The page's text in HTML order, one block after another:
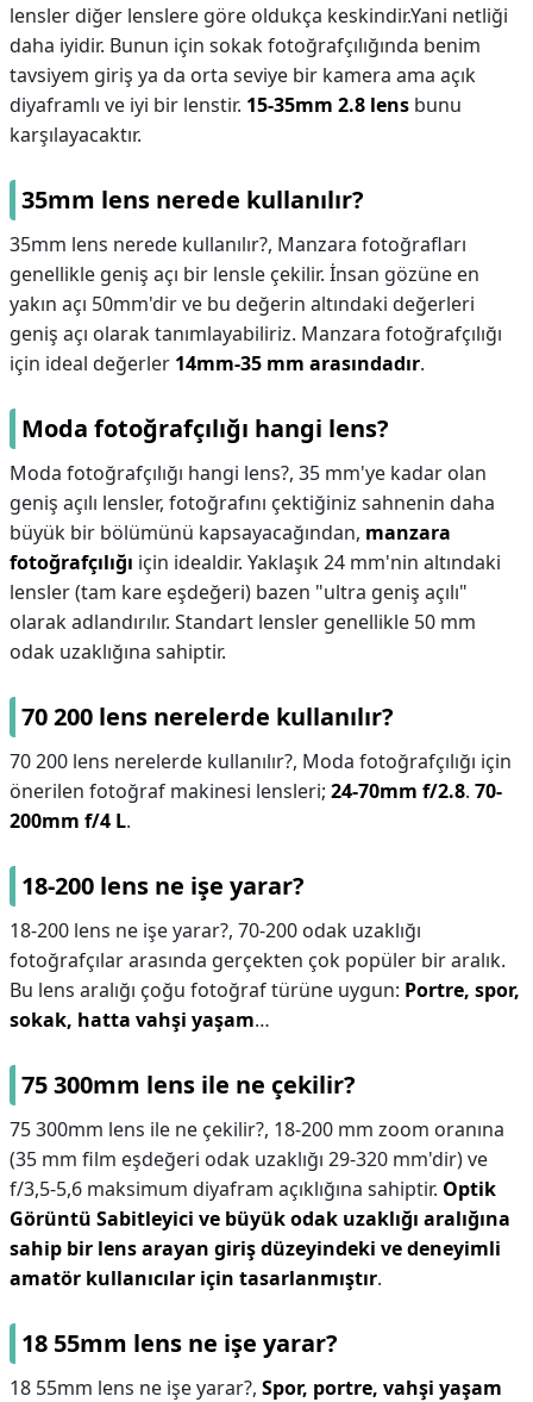
lensler diğer lenslere göre oldukça keskindir.Yani netliği
daha iyidir. Bunun için sokak fotoğrafçılığında benim
tavsiyem giriş ya da orta seviye bir kamera ama açık
diyaframlı ve iyi bir lenstir. 15-35mm 2.8 lens bunu
karşılayacaktır.
35mm lens nerede kullanılır?
35mm lens nerede kullanılır?, Manzara fotoğrafları
genellikle geniş açı bir lensle çekilir. İnsan gözüne en
yakın açı 50mm'dir ve bu değerin altındaki değerleri
geniş açı olarak tanımlayabiliriz. Manzara fotoğrafçılığı
için ideal değerler 14mm-35 mm arasındadır.
Moda fotoğrafçılığı hangi lens?
Moda fotoğrafçılığı hangi lens?, 35 mm'ye kadar olan
geniş açılı lensler, fotoğrafını çektiğiniz sahnenin daha
büyük bir bölümünü kapsayacağından, manzara
fotoğrafçılığı için idealdir. Yaklaşık 24 mm'nin altındaki
lensler (tam kare eşdeğeri) bazen "ultra geniş açılı"
olarak adlandırılır. Standart lensler genellikle 50 mm
odak uzaklığına sahiptir.
70 200 lens nerelerde kullanılır?
70 200 lens nerelerde kullanılır?, Moda fotoğrafçılığı için
önerilen fotoğraf makinesi lensleri; 24-70mm f/2.8. 70-
200mm f/4 L.
18-200 lens ne işe yarar?
18-200 lens ne işe yarar?, 70-200 odak uzaklığı
fotoğrafçılar arasında gerçekten çok popüler bir aralık.
Bu lens aralığı çoğu fotoğraf türüne uygun: Portre, spor,
sokak, hatta vahşi yaşam…
75 300mm lens ile ne çekilir?
75 300mm lens ile ne çekilir?, 18-200 mm zoom oranına
(35 mm film eşdeğeri odak uzaklığı 29-320 mm'dir) ve
f/3,5-5,6 maksimum diyafram açıklığına sahiptir. Optik
Görüntü Sabitleyici ve büyük odak uzaklığı aralığına
sahip bir lens arayan giriş düzeyindeki ve deneyimli
amatör kullanıcılar için tasarlanmıştır.
18 55mm lens ne işe yarar?
18 55mm lens ne işe yarar?, Spor, portre, vahşi yaşam